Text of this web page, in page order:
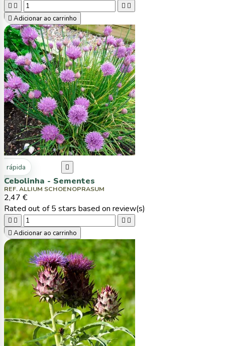
   
 Adicionar ao carrinho
rápida 
Cebolinha - Sementes
REF. ALLIUM SCHOENOPRASUM
2,47 €
Rated out of 5 stars based on review(s)
   
 Adicionar ao carrinho